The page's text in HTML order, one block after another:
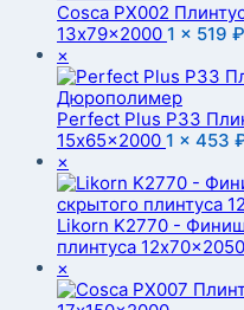
Cosca PX002
13x79x2000 1 × 519 ₽
×
Perfect Plus P33
15x65x2000 1 × 453
×
Likorn K2770 -
плинтуса 12x70x2050
×